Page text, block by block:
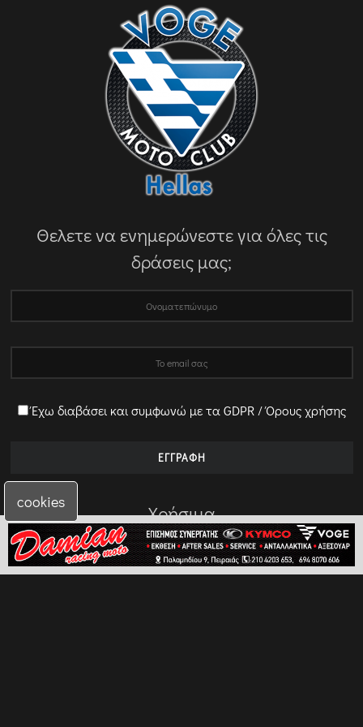
cookies
Θελετε να ενημερώνεστε για όλες τις
δράσεις μας;
Έχω διαβάσει και συμφωνώ με τα GDPR / Όρους χρήσης
Χρήσιμα
Προσφορές
Πολιτική Προσωπικών Δεδομένων
Επικοινωνία